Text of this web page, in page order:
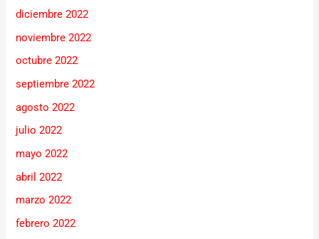
diciembre 2022
noviembre 2022
octubre 2022
septiembre 2022
agosto 2022
julio 2022
mayo 2022
abril 2022
marzo 2022
febrero 2022